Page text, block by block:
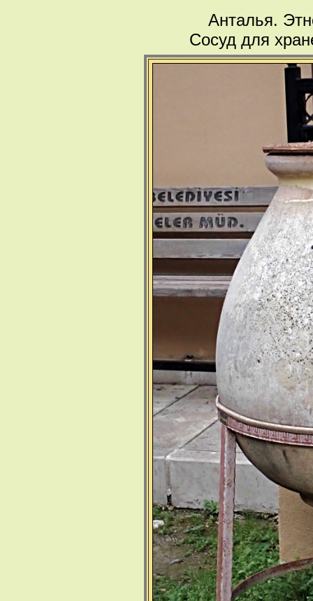
Анталья.
Сосуд для